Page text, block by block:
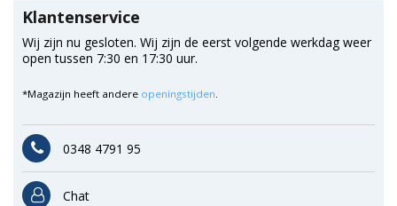
Klantenservice
Wij zijn nu gesloten. Wij zijn de eerst volgende werkdag weer
open tussen 7:30 en 17:30 uur.
*Magazijn heeft andere openingstijden.
0348 4791 95
Chat